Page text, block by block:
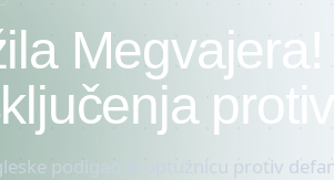
Megvajera!
protiv
podigao je optužnicu protiv